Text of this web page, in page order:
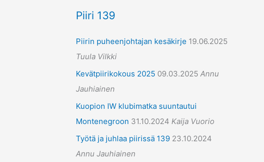
Piiri 139
Piirin puheenjohtajan kesäkirje 19.06.2025
Tuula Vilkki
Kevätpiirikokous 2025 09.03.2025 Annu
Jauhiainen
Kuopion IW klubimatka suuntautui
Montenegroon 31.10.2024 Kaija Vuorio
Työtä ja juhlaa piirissä 139 23.10.2024
Annu Jauhiainen